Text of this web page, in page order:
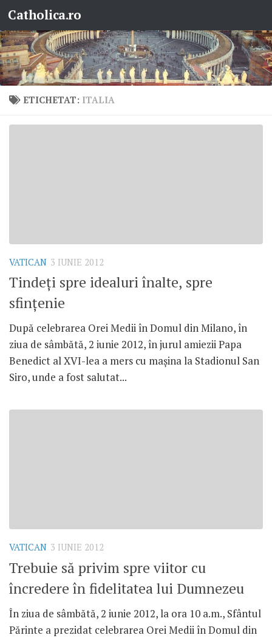
Skip to content
Catholica.ro
ETICHETAT: ITALIA
VATICAN 3 IUNIE 2012
Tindeţi spre idealuri înalte, spre
sfinţenie
După celebrarea Orei Medii în Domul din Milano, în
ziua de sâmbătă, 2 iunie 2012, în jurul amiezii Papa
Benedict al XVI-lea a mers cu maşina la Stadionul San
Siro, unde a fost salutat...
VATICAN 3 IUNIE 2012
Trebuie să privim spre viitor cu
încredere în fidelitatea lui Dumnezeu
În ziua de sâmbătă, 2 iunie 2012, la ora 10 a.m., Sfântul
Părinte a prezidat celebrarea Orei Medii în Domul din